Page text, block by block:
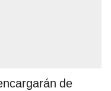
de